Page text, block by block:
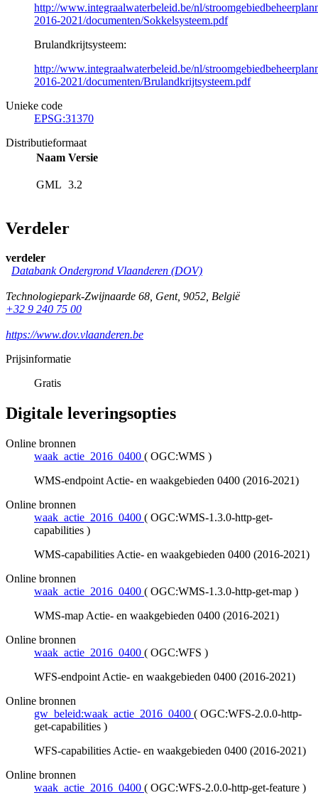
http://www.integraalwaterbeleid.be/nl/
2016-2021/documenten/Sokkelsysteem.pdf
Brulandkrijtsysteem:
http://www.integraalwaterbeleid.be/nl/
2016-2021/documenten/Brulandkrijtsysteem.pdf
Unieke code
EPSG:31370
Distributieformaat
Naam Versie
GML 3.2
Verdeler
verdeler
Databank Ondergrond Vlaanderen (DOV)
Technologiepark-Zwijnaarde 68, Gent, 9052, België
+32 9 240 75 00
https://www.dov.vlaanderen.be
Prijsinformatie
Gratis
Digitale leveringsopties
Online bronnen
waak_actie_2016_0400 ( OGC:WMS )
WMS-endpoint Actie- en waakgebieden 0400 (2016-2021)
Online bronnen
waak_actie_2016_0400 ( OGC:WMS-1.3.0-http-get-
capabilities )
WMS-capabilities Actie- en waakgebieden 0400 (2016-2021)
Online bronnen
waak_actie_2016_0400 ( OGC:WMS-1.3.0-http-get-map )
WMS-map Actie- en waakgebieden 0400 (2016-2021)
Online bronnen
waak_actie_2016_0400 ( OGC:WFS )
WFS-endpoint Actie- en waakgebieden 0400 (2016-2021)
Online bronnen
gw_beleid:waak_actie_2016_0400 ( OGC:WFS-2.0.0-http-
get-capabilities )
WFS-capabilities Actie- en waakgebieden 0400 (2016-2021)
Online bronnen
waak_actie_2016_0400 ( OGC:WFS-2.0.0-http-get-feature )